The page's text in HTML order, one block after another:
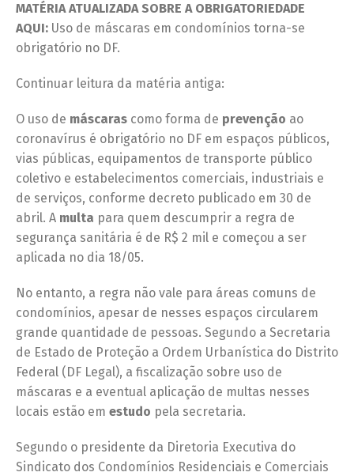
MATÉRIA ATUALIZADA SOBRE A OBRIGATORIEDADE
AQUI: Uso de máscaras em condomínios torna-se
obrigatório no DF.
Continuar leitura da matéria antiga:
O uso de máscaras como forma de prevenção ao
coronavírus é obrigatório no DF em espaços públicos,
vias públicas, equipamentos de transporte público
coletivo e estabelecimentos comerciais, industriais e
de serviços, conforme decreto publicado em 30 de
abril. A multa para quem descumprir a regra de
segurança sanitária é de R$ 2 mil e começou a ser
aplicada no dia 18/05.
No entanto, a regra não vale para áreas comuns de
condomínios, apesar de nesses espaços circularem
grande quantidade de pessoas. Segundo a Secretaria
de Estado de Proteção a Ordem Urbanística do Distrito
Federal (DF Legal), a fiscalização sobre uso de
máscaras e a eventual aplicação de multas nesses
locais estão em estudo pela secretaria.
Segundo o presidente da Diretoria Executiva do
Sindicato dos Condomínios Residenciais e Comerciais